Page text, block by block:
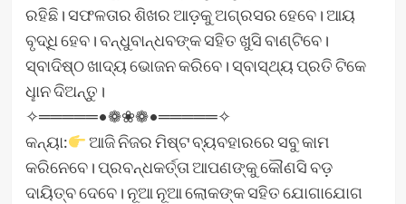
ରହିଛି। ସଫଳତାର ଶିଖର ଆଡ଼କୁ ଅଗ୍ରସର ହେବେ। ଆୟ
ବୃଦ୍ଧି ହେବ। ବନ୍ଧୁବାନ୍ଧବଙ୍କ ସହିତ ଖୁସି ବାଣ୍ଟିବେ।
ସ୍ବାଦିଷ୍ଠ ଖାଦ୍ୟ ଭୋଜନ କରିବେ। ସ୍ବାସ୍ଥ୍ୟ ପ୍ରତି ଟିକେ
ଧୢାନ ଦିଅନ୍ତୁ।
✧═════•❁❀❁•═════✧
କନ୍ୟା:
ଆଜି ନିଜର ମିଷ୍ଟ ବ୍ୟବହାରରେ ସବୁ କାମ
କରିନେବେ। ପ୍ରବନ୍ଧକର୍ତ୍ତା ଆପଣଙ୍କୁ କୌଣସି ବଡ଼
ଦାୟିତ୍ବ ଦେବେ। ନୂଆ ନୂଆ ଲୋକଙ୍କ ସହିତ ଯୋଗାଯୋଗ